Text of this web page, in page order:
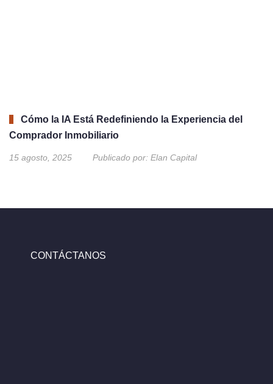
Cómo la IA Está Redefiniendo la Experiencia del
Comprador Inmobiliario
15 agosto, 2025 Publicado por: Elan Capital
CONTÁCTANOS